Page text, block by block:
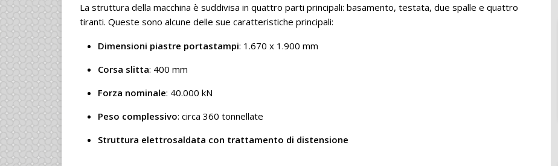
La struttura della macchina è suddivisa in quattro parti principali: basamento, testata, due spalle e quattro
tiranti. Queste sono alcune delle sue caratteristiche principali:
Dimensioni piastre portastampi: 1.670 x 1.900 mm
Corsa slitta: 400 mm
Forza nominale: 40.000 kN
Peso complessivo: circa 360 tonnellate
Struttura elettrosaldata con trattamento di distensione